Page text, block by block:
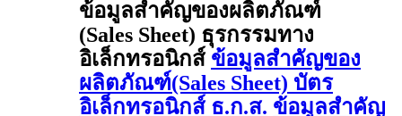
ข้อมูลสำคัญของผลิตภัณฑ์
(Sales Sheet) ธุรกรรมทาง
อิเล็กทรอนิกส์ ข้อมูลสำคัญของ
ผลิตภัณฑ์(Sales Sheet) บัตร
อิเล็กทรอนิกส์ ธ.ก.ส. ข้อมูลสำคัญ